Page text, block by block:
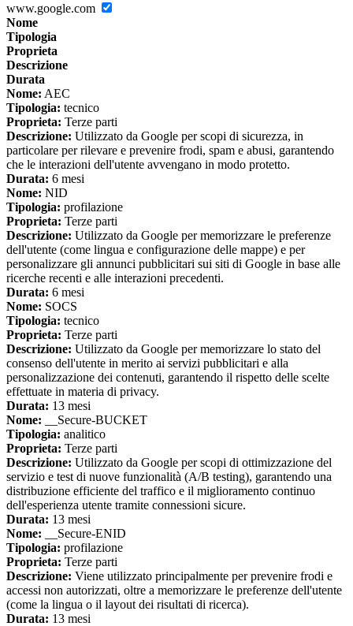
www.google.com
Nome
Tipologia
Proprieta
Descrizione
Durata
Nome: AEC
Tipologia: tecnico
Proprieta: Terze parti
Descrizione: Utilizzato da Google per scopi di sicurezza, in
particolare per rilevare e prevenire frodi, spam e abusi, garantendo
che le interazioni dell'utente avvengano in modo protetto.
Durata: 6 mesi
Nome: NID
Tipologia: profilazione
Proprieta: Terze parti
Descrizione: Utilizzato da Google per memorizzare le preferenze
dell'utente (come lingua e configurazione delle mappe) e per
personalizzare gli annunci pubblicitari sui siti di Google in base alle
ricerche recenti e alle interazioni precedenti.
Durata: 6 mesi
Nome: SOCS
Tipologia: tecnico
Proprieta: Terze parti
Descrizione: Utilizzato da Google per memorizzare lo stato del
consenso dell'utente in merito ai servizi pubblicitari e alla
personalizzazione dei contenuti, garantendo il rispetto delle scelte
effettuate in materia di privacy.
Durata: 13 mesi
Nome: __Secure-BUCKET
Tipologia: analitico
Proprieta: Terze parti
Descrizione: Utilizzato da Google per scopi di ottimizzazione del
servizio e test di nuove funzionalità (A/B testing), garantendo una
distribuzione efficiente del traffico e il miglioramento continuo
dell'esperienza utente tramite connessioni sicure.
Durata: 13 mesi
Nome: __Secure-ENID
Tipologia: profilazione
Proprieta: Terze parti
Descrizione: Viene utilizzato principalmente per prevenire frodi e
accessi non autorizzati, oltre a memorizzare le preferenze dell'utente
(come la lingua o il layout dei risultati di ricerca).
Durata: 13 mesi